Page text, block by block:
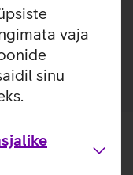
vaja
sinu
võimsust 20 mW'lt
kuni 75%.